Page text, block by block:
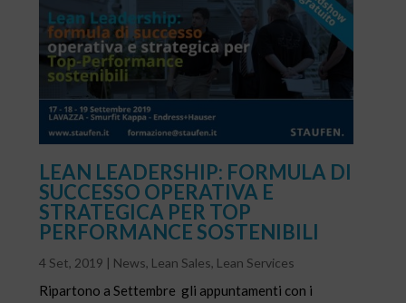
LEAN LEADERSHIP: FORMULA DI
SUCCESSO OPERATIVA E
STRATEGICA PER TOP
PERFORMANCE SOSTENIBILI
4 Set, 2019 | News, Lean Sales, Lean Services
Ripartono a Settembre gli appuntamenti con i